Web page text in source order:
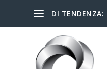
DI TENDENZA: